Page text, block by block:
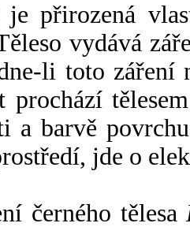
je přirozená
vydává
li toto záření
prochází
a barvě
jde o
černého tělesa